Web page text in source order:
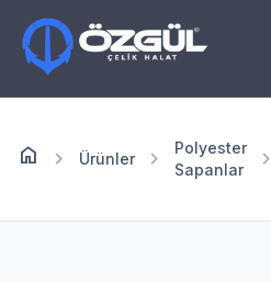
home Anasayfa
chevron_right Ürünler chevron_right
Polyester
Sapanlar
chevron_right